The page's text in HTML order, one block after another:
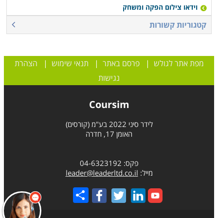
וידאו צילום הפקה ומשחק
קטגוריות קשורות
מפת אתר לגולש |פרסם באתר | תנאי שימוש | הצהרת
נגישות
Coursim
לידר סיני 2022 בע"מ (קורסים)
האומן 17, חדרה
פקס: 04-6323192
מייל: leader@leaderltd.co.il
Share